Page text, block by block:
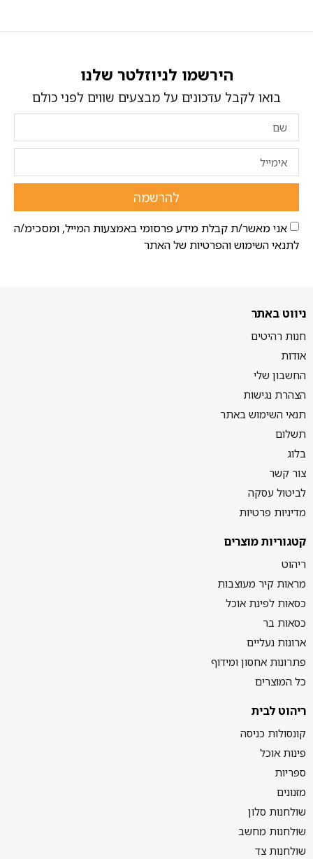
הירשמו לניוזלטר שלנו
בואו לקבל עדכונים על מבצעים שווים לפני כולם
אני מאשר/ת קבלת מידע פרסומי באמצעות המייל, ומסכימ/ה
לתנאי השימוש והפרטיות של האתר
להרשמה
ניווט באתר
חנות רהיטים
אודות
החשבון שלי
הצהרת נגישות
תנאי השימוש באתר
תשלום
בלוג
צור קשר
לביטול עסקה
מדיניות פרטיות
קטגוריות מוצרים
ריהוט
מראות קיר מעוצבות
כסאות לפינת אוכל
כסאות בר
ארונות נעליים
פתרונות אחסון ומידוף
כל המוצרים
ריהוט לבית
קונסולות כניסה
פינות אוכל
ספריות
מזנונים
שולחנות סלון
שולחנות מחשב
שולחנות צד